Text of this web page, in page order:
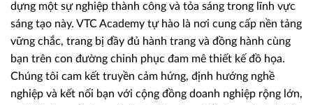
dựng một sự nghiệp thành công và tỏa sáng trong lĩnh vực
sáng tạo này. VTC Academy tự hào là nơi cung cấp nền tảng
vững chắc, trang bị đầy đủ hành trang và đồng hành cùng
bạn trên con đường chinh phục đam mê thiết kế đồ họa.
Chúng tôi cam kết truyền cảm hứng, định hướng nghề
nghiệp và kết nối bạn với cộng đồng doanh nghiệp rộng lớn,